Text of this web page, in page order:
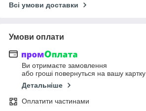
Всі умови доставки
Умови оплати
Ви отримаєте замовлення
або гроші повернуться на вашу картку
Детальніше
Оплатити частинами